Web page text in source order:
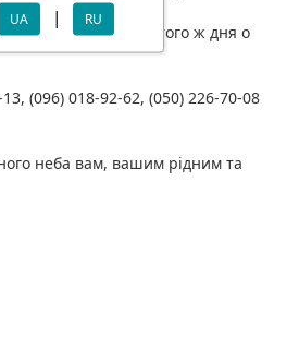
UA | RU
на пошту того ж дня о
(096) 018-92-62, (050) 226-70-08
неба вам, вашим рідним та